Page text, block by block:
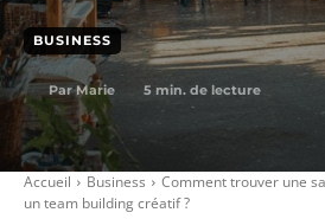
BUSINESS
Par Marie 5 min. de lecture
Accueil Business
Comment trouver une
un team building créatif ?